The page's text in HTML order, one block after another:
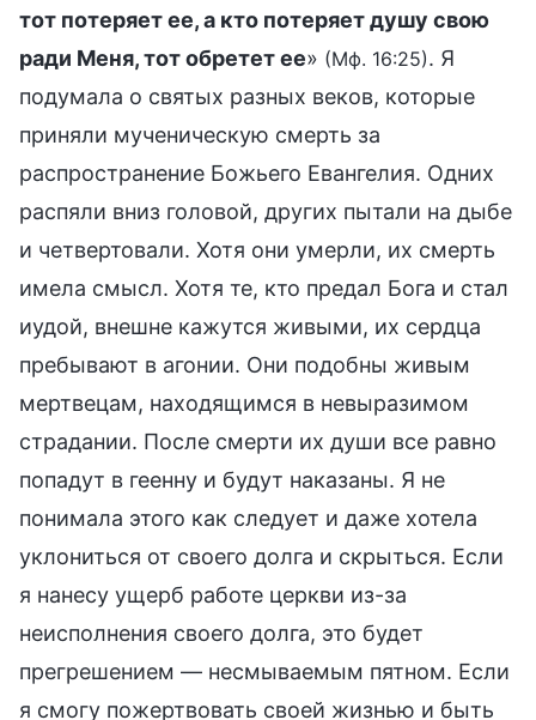
тот потеряет ее, а кто потеряет душу свою
ради Меня, тот обретет ее» (Мф. 16:25). Я
подумала о святых разных веков, которые
приняли мученическую смерть за
распространение Божьего Евангелия. Одних
распяли вниз головой, других пытали на дыбе
и четвертовали. Хотя они умерли, их смерть
имела смысл. Хотя те, кто предал Бога и стал
иудой, внешне кажутся живыми, их сердца
пребывают в агонии. Они подобны живым
мертвецам, находящимся в невыразимом
страдании. После смерти их души все равно
попадут в геенну и будут наказаны. Я не
понимала этого как следует и даже хотела
уклониться от своего долга и скрыться. Если
я нанесу ущерб работе церкви из-за
неисполнения своего долга, это будет
прегрешением — несмываемым пятном. Если
я смогу пожертвовать своей жизнью и быть